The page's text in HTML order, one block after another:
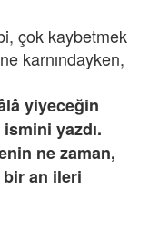
çok kaybetmek
karnındayken,
yiyeceğin
yazdı.
ne zaman,
an ileri